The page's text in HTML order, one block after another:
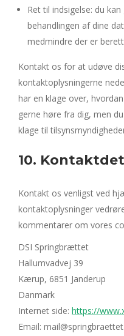
Ret til indsigelse: du
behandlingen af ​​dine
medmindre der er
Kontakt os for at udøve
kontaktoplysningerne
har en klage over,
gerne høre fra dig, men
klage til
10.
Kontakt os venligst ved
kontaktoplysninger
kommentarer om vores
DSI Springbrættet
Hallumvadvej 39
Kærup, 6851 Janderup
Danmark
Internet side: https://
Email: mail@